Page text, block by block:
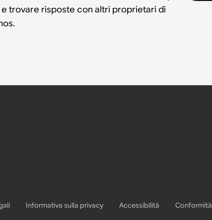
trovare risposte con altri proprietari di
Informativa sulla privacy Accessibilità Conformità